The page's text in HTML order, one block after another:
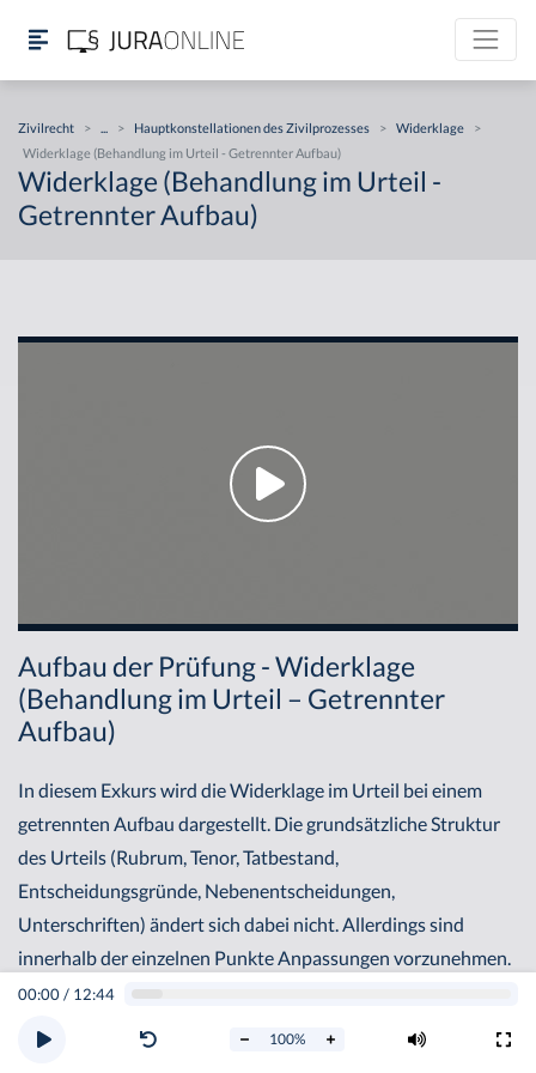
Zivilrecht > > Hauptkonstellationen des Zivilprozesses > Widerklage
>
Widerklage (Behandlung im Urteil - Getrennter Aufbau)
Widerklage (Behandlung im Urteil -
Getrennter Aufbau)
00:00/ 12:44
100%
Aufbau der Prüfung - Widerklage
(Behandlung im Urteil – Getrennter
Aufbau)
In diesem Exkurs wird die Widerklage im Urteil bei einem
getrennten Aufbau dargestellt. Die grundsätzliche Struktur
des Urteils (Rubrum, Tenor, Tatbestand,
Entscheidungsgründe, Nebenentscheidungen,
Unterschriften) ändert sich dabei nicht. Allerdings sind
innerhalb der einzelnen Punkte Anpassungen vorzunehmen.